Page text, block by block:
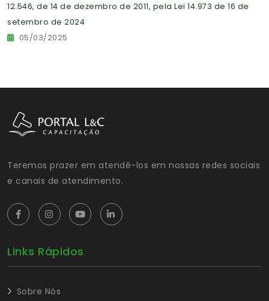
12.546, de 14 de dezembro de 2011, pela Lei 14.973 de 16 de
setembro de 2024
05/03/2025
Teremos prazer em atendê-los em nossas redes sociais
e canais de atendimento.
Links Rápidos
Sobre Nós